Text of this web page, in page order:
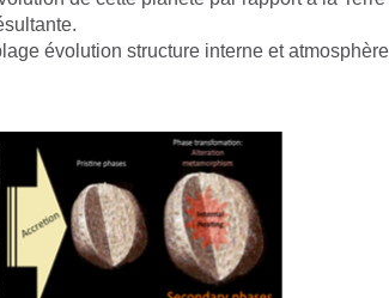
évolution structure interne et